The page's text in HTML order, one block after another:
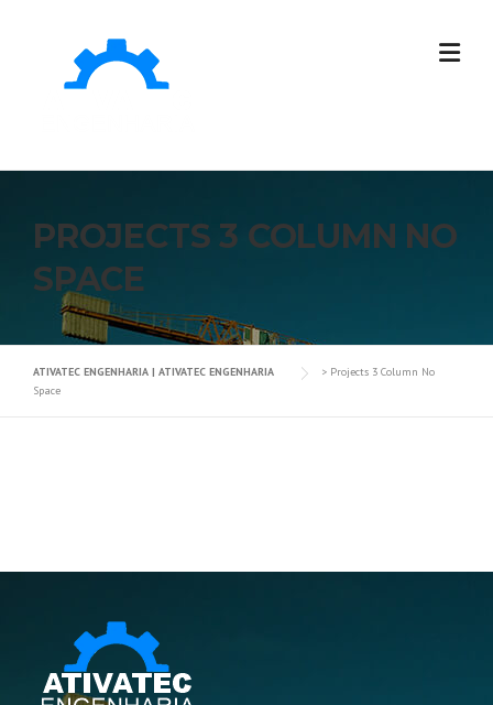
PROJECTS 3 COLUMN NO
SPACE
ATIVATEC ENGENHARIA | ATIVATEC ENGENHARIA > Projects 3 Column No
Space